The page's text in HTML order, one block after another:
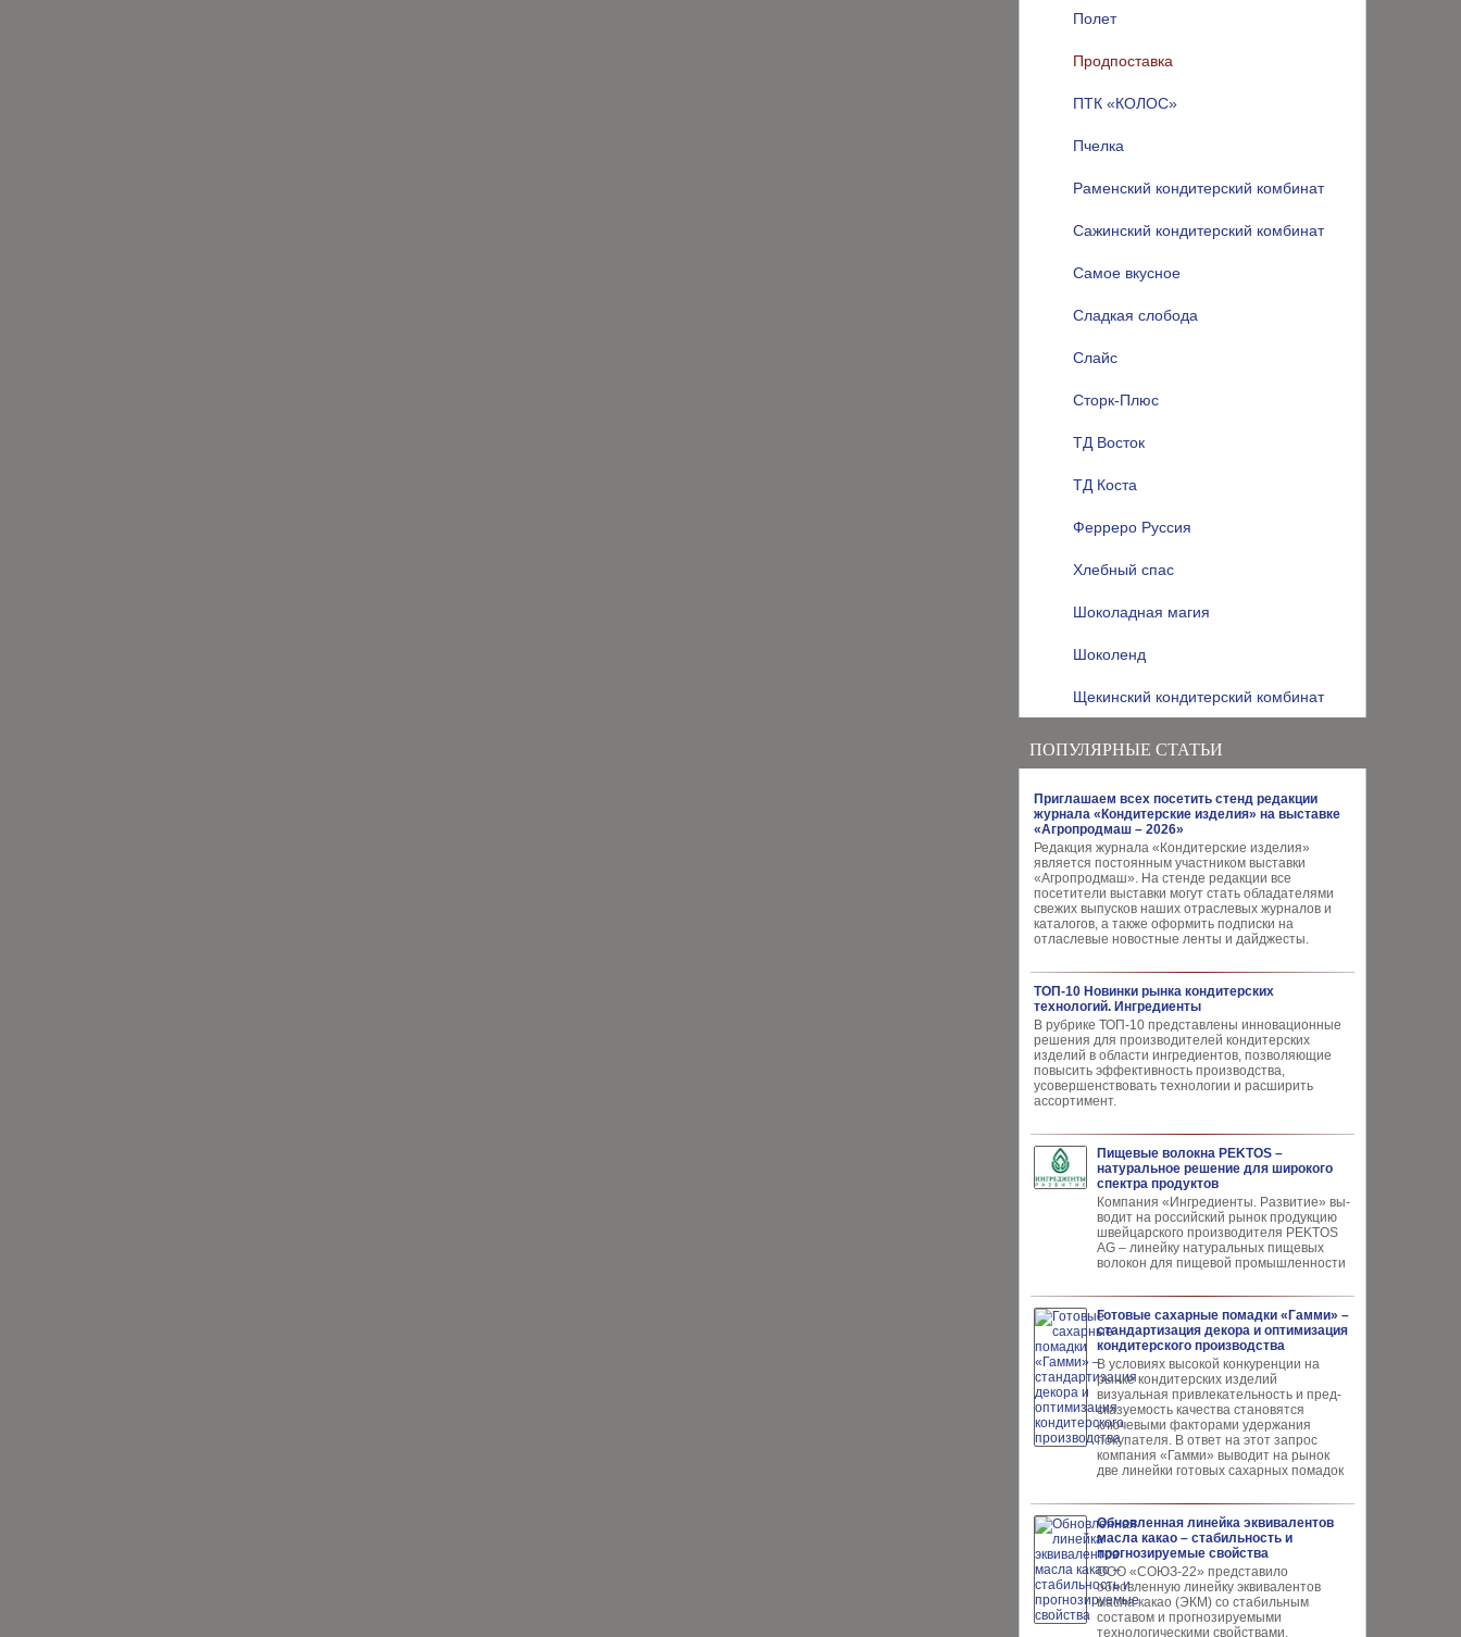
Полет
Продпоставка
ПТК «КОЛОС»
Пчелка
Раменский кондитерский комбинат
Сажинский кондитерский комбинат
Самое вкусное
Сладкая слобода
Слайс
Сторк-Плюс
ТД Восток
ТД Коста
Ферреро Руссия
Хлебный спас
Шоколадная магия
Шоколенд
Щекинский кондитерский комбинат
ПОПУЛЯРНЫЕ СТАТЬИ
Приглашаем всех посетить стенд редакции
журнала «Кондитерские изделия» на выставке
«Агропродмаш – 2026»
Редакция журнала «Кондитерские изделия»
является постоянным участником выставки
«Агропродмаш». На стенде редакции все
посетители выставки могут стать обладателями
свежих выпусков наших отраслевых журналов и
каталогов, а также оформить подписки на
отласлевые новостные ленты и дайджесты.
ТОП-10 Новинки рынка кондитерских
технологий. Ингредиенты
В рубрике ТОП-10 представлены инновационные
решения для производителей кондитерских
изделий в области ингредиентов, позволяющие
повысить эффективность производства,
усовершенствовать технологии и расширить
ассортимент.
Пищевые волокна PEKTOS –
натуральное решение для широкого
спектра продуктов
Компания «Ингредиенты. Развитие» вы­
водит на российский рынок продукцию
швей­царского производителя PEKTOS
AG – ли­нейку натуральных пищевых
волокон для пи­щевой промышленности
Готовые сахарные помадки «Гамми» –
стандартизация декора и оптимизация
кондитерского производства
В условиях высокой кон­куренции на
рынке конди­терских изделий
визуальная привлекательность и пред­
сказуемость качества ста­новятся
ключевыми факто­рами удержания
покупателя. В ответ на этот запрос
компания «Гамми» выводит на рынок
две линейки готовых сахарных помадок
Обновленная линейка эквивалентов
масла какао – стабильность и
прогнозируемые свойства
ООО «СОЮЗ-22» представило
обновлен­ную линейку эквивалентов
масла ка­као (ЭКМ) со стабильным
составом и прогнозируемыми
технологическими свойствами,